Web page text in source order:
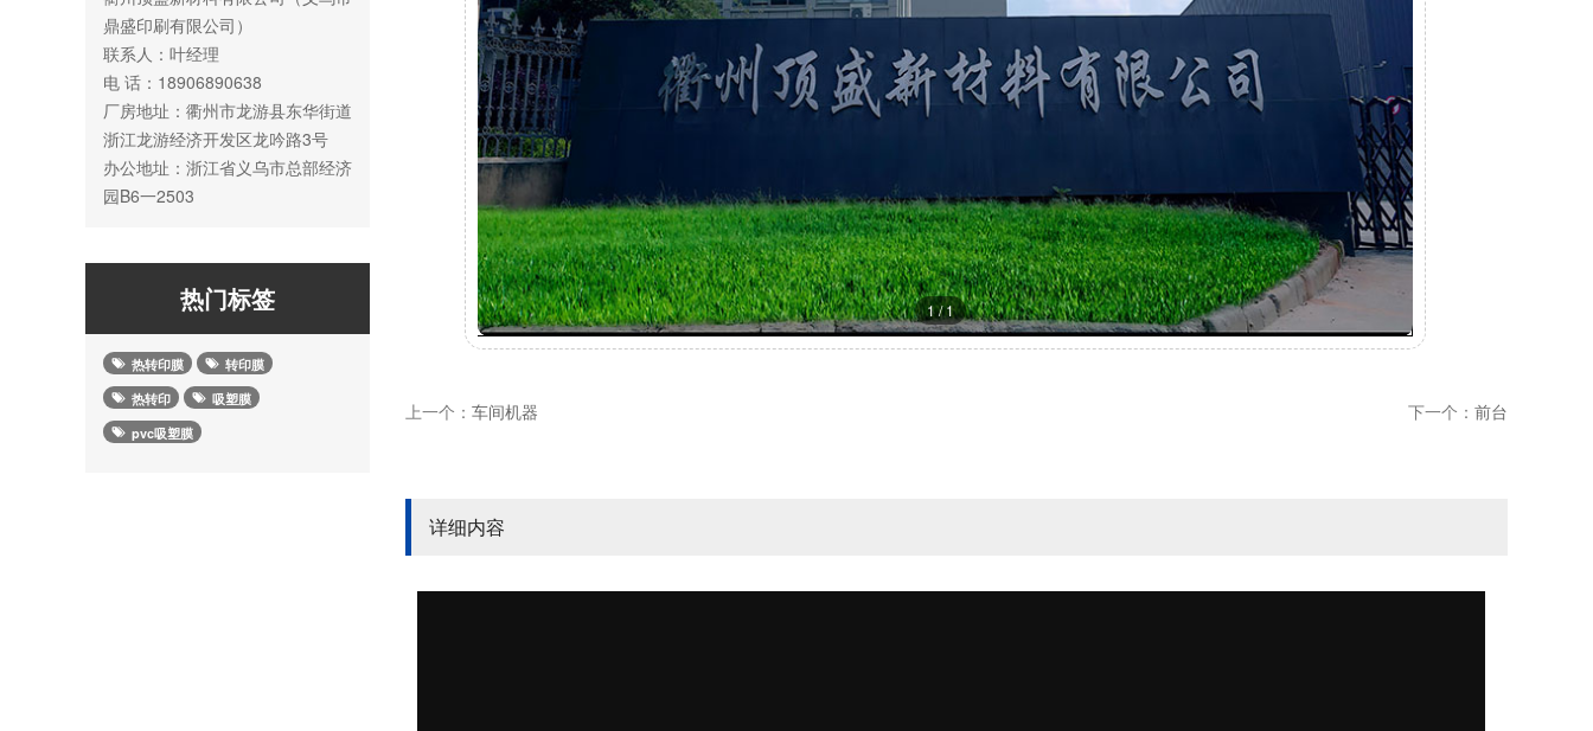
鼎盛印刷有限公司）
联系人：叶经理
电 话：18906890638
厂房地址：衢州市龙游县东华街道
浙江龙游经济开发区龙吟路3号
办公地址：浙江省义乌市总部经济
园B6一2503
热门标签
热转印膜
转印膜
热转印
吸塑膜
pvc吸塑膜
1/1
上一个： 车间机器 下一个： 前台
详细内容